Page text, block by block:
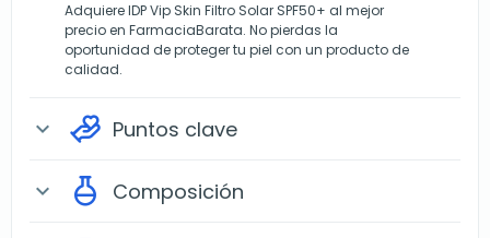
Adquiere IDP Vip Skin Filtro Solar SPF50+ al mejor
precio en FarmaciaBarata. No pierdas la
oportunidad de proteger tu piel con un producto de
calidad.
expand_more Puntos clave
expand_more Composición